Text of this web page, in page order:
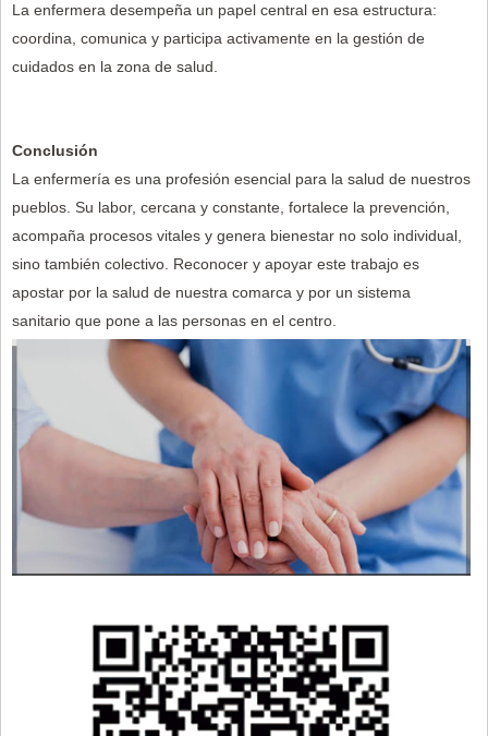
La enfermera desempeña un papel central en esa estructura:
coordina, comunica y participa activamente en la gestión de
cuidados en la zona de salud.
Conclusión
La enfermería es una profesión esencial para la salud de nuestros
pueblos. Su labor, cercana y constante, fortalece la prevención,
acompaña procesos vitales y genera bienestar no solo individual,
sino también colectivo. Reconocer y apoyar este trabajo es
apostar por la salud de nuestra comarca y por un sistema
sanitario que pone a las personas en el centro.